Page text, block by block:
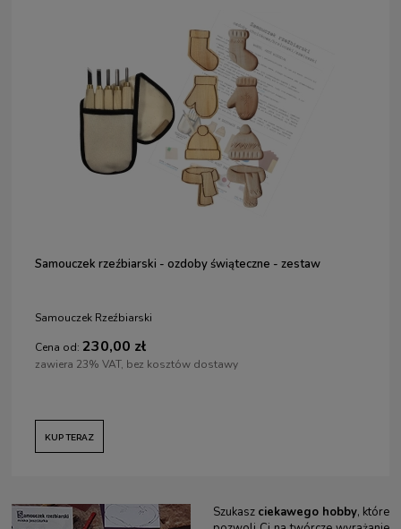
Samouczek rzeźbiarski - ozdoby świąteczne - zestaw
Samouczek Rzeźbiarski
Cena od: 230,00 zł
zawiera 23% VAT, bez kosztów dostawy
KUP TERAZ
Szukasz ciekawego hobby, które